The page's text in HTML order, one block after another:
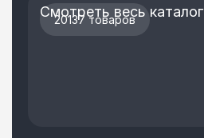
20137 товаров
Смотреть весь каталог